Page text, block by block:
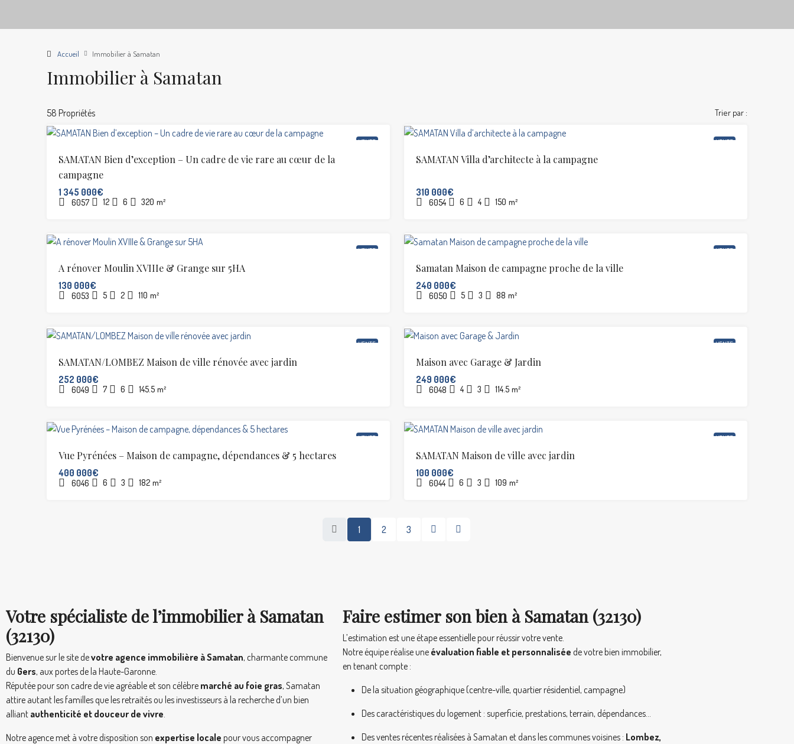
Accueil Immobilier à Samatan
Immobilier à Samatan
58 Propriétés Trier par :
VENTE
SAMATAN Bien d’exception – Un cadre de vie rare au cœur de la
campagne
1 345 000€
6057 12 6 320 m²
VENTE
SAMATAN Villa d’architecte à la campagne
310 000€
6054 6 4 150 m²
VENTE
A rénover Moulin XVIIIe & Grange sur 5HA
130 000€
6053 5 2 110 m²
VENTE
Samatan Maison de campagne proche de la ville
240 000€
6050 5 3 88 m²
VENTE
SAMATAN/LOMBEZ Maison de ville rénovée avec jardin
252 000€
6049 7 6 145.5 m²
VENTE
Maison avec Garage & Jardin
249 000€
6048 4 3 114.5 m²
VENTE
Vue Pyrénées – Maison de campagne, dépendances & 5 hectares
400 000€
6046 6 3 182 m²
VENTE
SAMATAN Maison de ville avec jardin
100 000€
6044 6 3 109 m²
1 2 3
Votre spécialiste de l’immobilier à Samatan
(32130)
Bienvenue sur le site devotre agence immobilière à Samatan, charmante commune
du Gers, aux portes de la Haute-Garonne.
Réputée pour son cadre de vie agréable et son célèbre marché au foie gras, Samatan
attire autant les familles que les retraités ou les investisseurs à la recherche d’un bien
alliant authenticité et douceur de vivre
Notre agence met à votre disposition son expertise locale pour vous accompagner
Faire estimer son bien à Samatan (32130)
L’estimation est une étape essentielle pour réussir votre vente.
Notre équipe réalise une évaluation fiable et personnalisée de votre bien immobilier,
en tenant compte :
De la situation géographique (centre-ville, quartier résidentiel, campagne)
Des caractéristiques du logement : superficie, prestations, terrain, dépendances…
Des ventes récentes réalisées à Samatan et dans les communes voisines : Lombez,